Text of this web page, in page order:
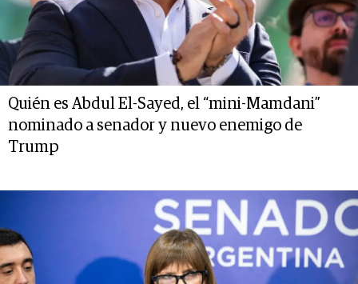
Quién es Abdul El-Sayed, el “mini-Mamdani”
nominado a senador y nuevo enemigo de
Trump